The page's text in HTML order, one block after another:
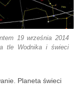
19 września 2014
tle Wodnika i świeci
Planeta świeci